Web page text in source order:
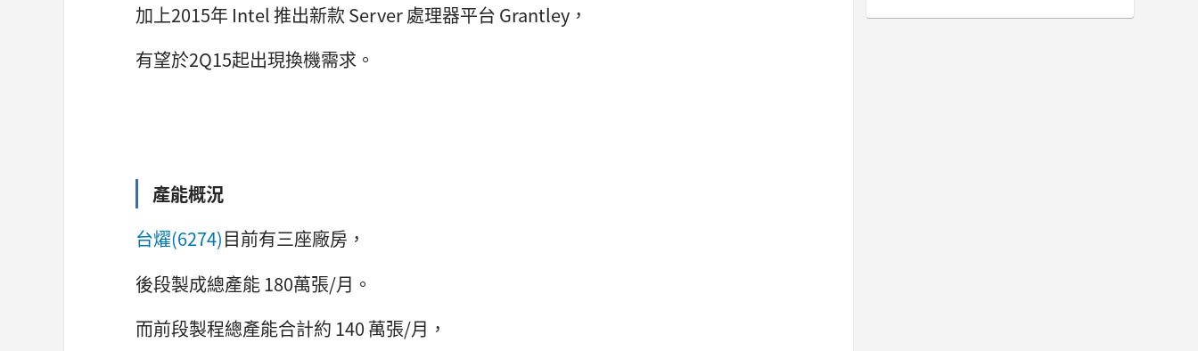
加上2015年 Intel 推出新款 Server 處理器平台 Grantley，
有望於2Q15起出現換機需求。
產能概況
台燿(6274)目前有三座廠房，
後段製成總產能 180萬張/月。
而前段製程總產能合計約 140 萬張/月，